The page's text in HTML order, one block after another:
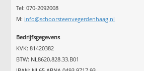
Tel: 070-2092008
M: info@schoorsteenvegerdenhaag.nl
Bedrijfsgegevens
KVK: 81420382
BTW: NL8620.828.33.B01